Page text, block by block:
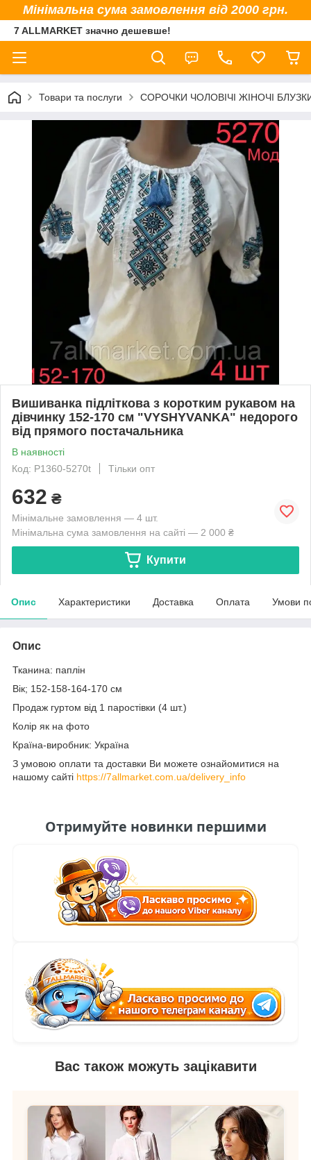
Мінімальна сума замовлення від 2000 грн.
7 ALLMARKET значно дешевше!
Товари та послуги СОРОЧКИ ЧОЛОВІЧІ ЖІНОЧІ
Вишиванка підліткова з коротким рукавом на
дівчинку 152-170 см "VYSHYVANKA" недорого
від прямого постачальника
В наявності
Код: P1360-5270t
Тільки опт
632 ₴
Мінімальне замовлення — 4 шт.
Мінімальна сума замовлення на сайті — 2 000 ₴
Купити
Опис Характеристики Доставка Оплата Умови
Опис
Тканина: паплін
Вік; 152-158-164-170 см
Продаж гуртом від 1 паростівки (4 шт.)
Колір як на фото
Країна-виробник: Україна
З умовою оплати та доставки Ви можете ознайомитися на
нашому сайті https://7allmarket.com.ua/delivery_info
Отримуйте новинки першими
Вас також можуть зацікавити